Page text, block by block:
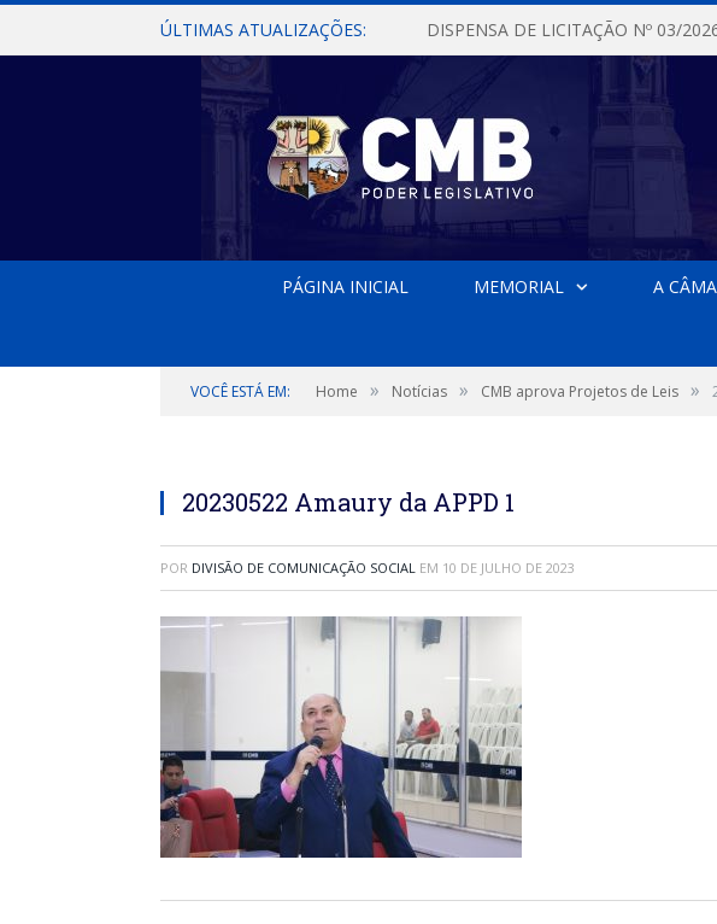
ÚLTIMAS ATUALIZAÇÕES:
PÁGINA INICIAL MEMORIAL A
VOCÊ ESTÁ EM: Home » Notícias » CMB aprova Projetos de Leis »
20230522 Amaury da APPD 1
POR DIVISÃO DE COMUNICAÇÃO SOCIAL EM 10 DE JULHO DE 2023